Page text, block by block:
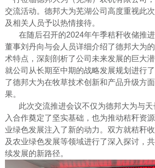
交流活动。德邦大为芜湖公司高度重视此
及相关人员予以热情接待。
在随后召开的2024年午季秸秆收储推
董事刘丹向与会人员详细介绍了德邦大为
术特点，深刻剖析了公司未来发展的巨大
就公司从长期至中期的战略发展规划进行
了德邦大为在牧草技术创新和产品升级方
果。
此次交流推进会议不仅为德邦大为与
入合作奠定了坚实基础，也为推动秸秆资
业绿色发展注入了新的动力。双方就秸秆
及农业绿色发展等领域进行了深入探讨，
续发展的新路径。